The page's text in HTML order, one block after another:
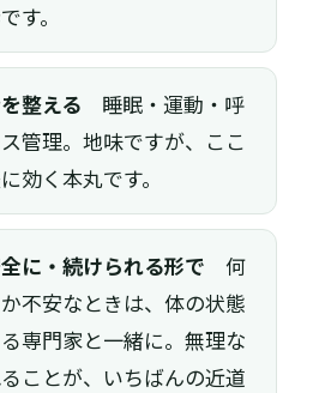
す。
整える 睡眠・運動・呼
管理。地味ですが、ここ
効く本丸です。
に・続けられる形で 何
不安なときは、体の状態
専門家と一緒に。無理な
ことが、いちばんの近道